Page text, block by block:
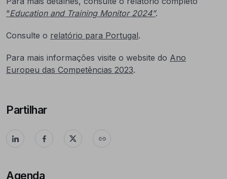
“Education and Training Monitor 2024”.
Consulte o relatório para Portugal.
Para mais informações visite o website do Ano
Europeu das Competências 2023.
Partilhar
Agenda